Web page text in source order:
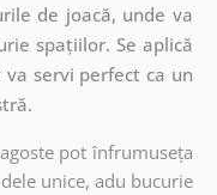
de joacă, unde va
spațiilor. Se aplică
servi perfect ca un
pot înfrumuseța
unice, adu bucurie